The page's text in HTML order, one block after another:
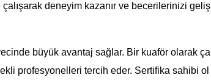
deneyim kazanır ve becerilerinizi geliş
büyük avantaj sağlar. Bir kuaför olarak ça
profesyonelleri tercih eder. Sertifika sahibi ol